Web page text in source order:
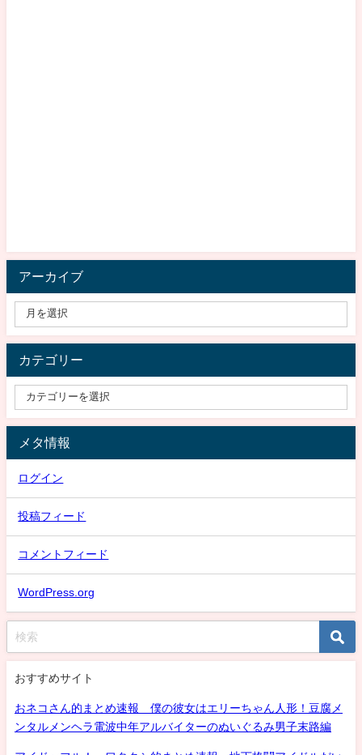
アーカイブ
カテゴリー
メタ情報
ログイン
投稿フィード
コメントフィード
WordPress.org
おすすめサイト
おネコさん的まとめ速報 僕の彼女はエリーちゃん人形！豆腐メ
ンタルメンヘラ電波中年アルバイターのぬいぐるみ男子末路編